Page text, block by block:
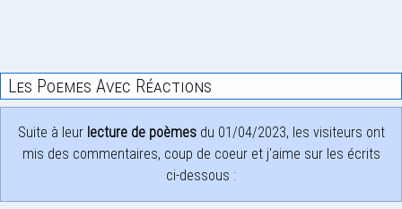
Les Poemes Avec Réactions
Suite à leur lecture de poèmesdu 01/04/2023, les visiteurs ont
mis des commentaires, coup de coeur et j'aime sur les écrits
ci-dessous :